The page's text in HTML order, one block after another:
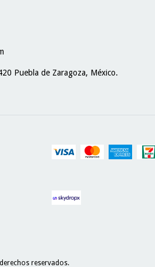
Puebla de Zaragoza, México.
reservados.